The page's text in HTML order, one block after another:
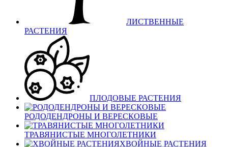
ЛИСТВЕННЫЕ
РАСТЕНИЯ
ПЛОДОВЫЕ РАСТЕНИЯ
РОДОДЕНДРОНЫ И ВЕРЕСКОВЫЕ
ТРАВЯНИСТЫЕ МНОГОЛЕТНИКИ
ХВОЙНЫЕ РАСТЕНИЯ